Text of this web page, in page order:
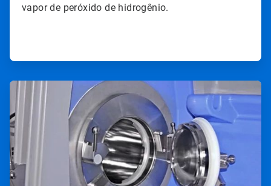
vapor de peróxido de hidrogênio.
ArticleTile
4